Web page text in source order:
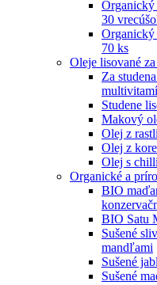
Organický
30
70 ks
Oleje lisované za
Za
Studene
Makový
Olej z
Olej z
Olej s
Organické a
BIO
BIO Satu
Sušené
mandľami
Sušené
Sušené